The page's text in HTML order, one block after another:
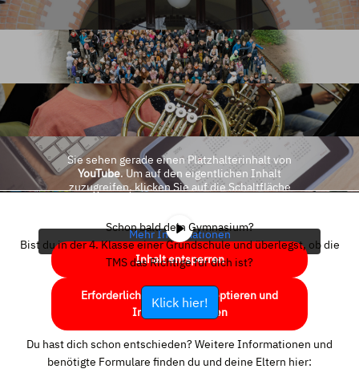
Sie sehen gerade einen Platzhalterinhalt von
YouTube. Um auf den eigentlichen Inhalt
zuzugreifen, klicken Sie auf die Schaltfläche
Mehr Informationen
Inhalt entsperren
Erforderlichen Service akzeptieren und
Inhalte entsperren
Schon bald dein Gymnasium?
Bist du in der 4. Klasse einer Grundschule und überlegst, ob die
TMS das Richtige für dich ist?
Klick hier!
Du hast dich schon entschieden? Weitere Informationen und
benötigte Formulare finden du und deine Eltern hier: